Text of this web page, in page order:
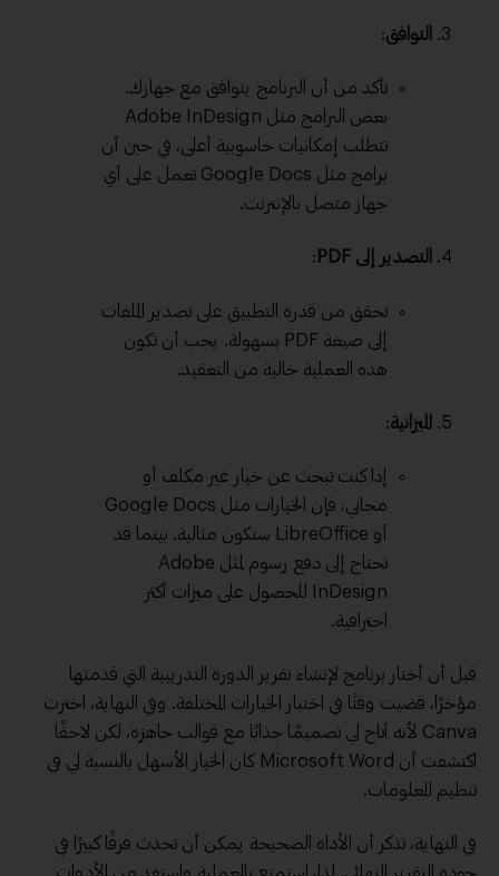
التوافق:
تأكد من أن البرنامج يتوافق مع جهازك.
بعض البرامج مثل Adobe InDesign
تتطلب إمكانيات حاسوبية أعلى، في حين أن
برامج مثل Google Docs تعمل على أي
جهاز متصل بالإنترنت.
التصدير إلى PDF :
تحقق من قدرة التطبيق على تصدير الملفات
إلى صيغة PDF بسهولة. يجب أن تكون
هذه العملية خالية من التعقيد.
الميزانية:
إذا كنت تبحث عن خيار غير مكلف أو
مجاني، فإن الخيارات مثل Google Docs
أو LibreOffice ستكون مثالية. بينما قد
تحتاج إلى دفع رسوم لمثل Adobe
InDesign للحصول على ميزات أكثر
احترافية.
قبل أن أختار برنامج لإنشاء تقرير الدورة التدريبية التي قدمتها
مؤخرًا، قضيت وقتًا في اختبار الخيارات المختلفة. وفي النهاية، اخترت
Canva لأنه أتاح لي تصميمًا جذابًا مع قوالب جاهزة، لكن لاحقًا
اكتشفت أن Microsoft Word كان الخيار الأسهل بالنسبة لي في
تنظيم المعلومات.
في النهاية، تذكر أن الأداة الصحيحة يمكن أن تحدث فرقًا كبيرًا في